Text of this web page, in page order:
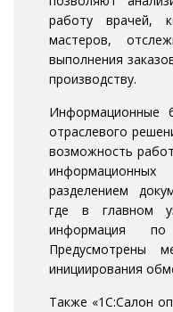
работу врачей,
мастеров,
выполнения
производству.
Информационные
отраслевого
возможность
разделением
где в главном
информация
Предусмотрены
инициирования
Также «1С:Салон